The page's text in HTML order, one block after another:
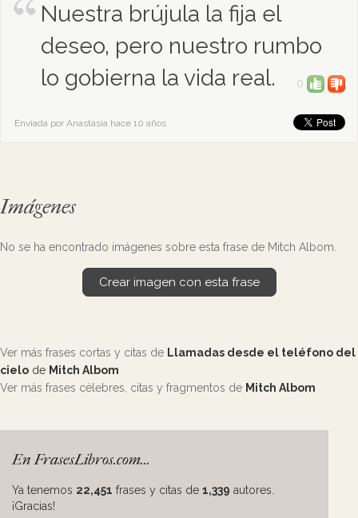
Nuestra brújula la fija el
deseo, pero nuestro rumbo
lo gobierna la vida real.
0
Enviada por Anastasia hace 10 años
Imágenes
No se ha encontrado imágenes sobre esta frase de Mitch Albom.
Crear imagen con esta frase
Ver más frases cortas y citas de Llamadas desde el teléfono del
cielo de Mitch Albom
Ver más frases célebres, citas y fragmentos de Mitch Albom
En FrasesLibros.com...
Ya tenemos 22,451 frases y citas de 1,339 autores.
¡Gracias!